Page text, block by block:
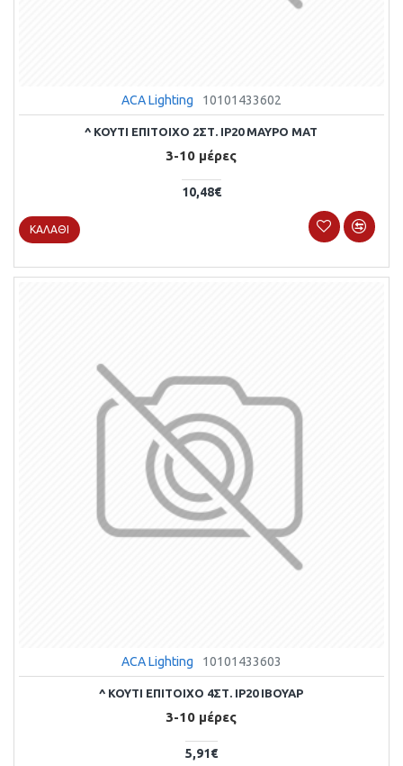
ACA Lighting 10101433602
^ ΚΟΥΤΙ ΕΠΙΤΟΙΧΟ 2ΣΤ. IP20 ΜΑΥΡΟ ΜΑΤ
3-10 μέρες
10,48€
ΚΑΛΆΘΙ
ACA Lighting 10101433603
^ ΚΟΥΤΙ ΕΠΙΤΟΙΧΟ 4ΣΤ. IP20 ΙΒΟΥΑΡ
3-10 μέρες
5,91€